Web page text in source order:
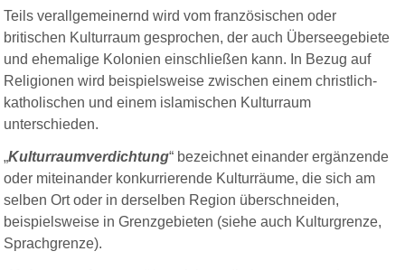
Teils verallgemeinernd wird vom französischen oder
britischen Kulturraum gesprochen, der auch Überseegebiete
und ehemalige Kolonien einschließen kann. In Bezug auf
Religionen wird beispielsweise zwischen einem christlich-
katholischen und einem islamischen Kulturraum
unterschieden.
„Kulturraumverdichtung“ bezeichnet einander ergänzende
oder miteinander konkurrierende Kulturräume, die sich am
selben Ort oder in derselben Region überschneiden,
beispielsweise in Grenzgebieten (siehe auch Kulturgrenze,
Sprachgrenze).